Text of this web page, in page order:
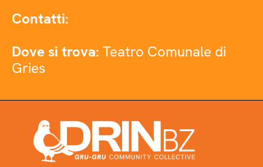
Contatti:
Dove si trova: Teatro Comunale di
Gries